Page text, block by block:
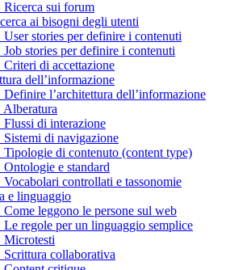
Ricerca sui forum
ai bisogni degli utenti
User stories per definire i contenuti
Job stories per definire i contenuti
Criteri di accettazione
dell’informazione
Definire l’architettura dell’informazione
Alberatura
Flussi di interazione
Sistemi di navigazione
Tipologie di contenuto (content type)
Ontologie e standard
Vocabolari controllati e tassonomie
e linguaggio
Come leggono le persone sul web
Le regole per un linguaggio semplice
Microtesti
Scrittura collaborativa